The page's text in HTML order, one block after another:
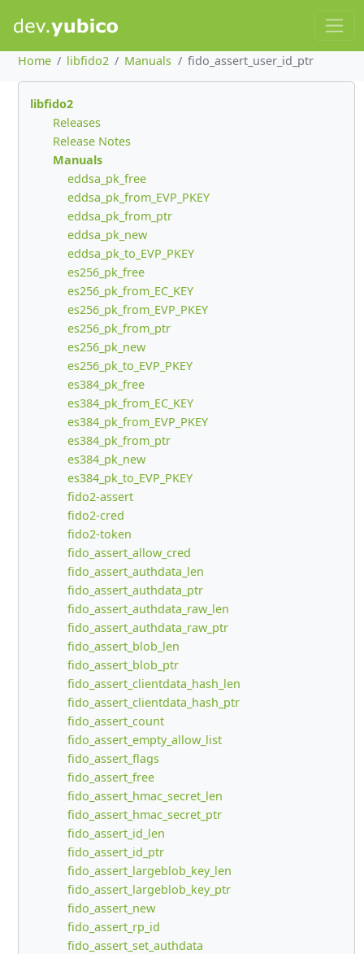
Home libfido2 Manuals fido_assert_user_id_ptr
libfido2
Releases
Release Notes
Manuals
eddsa_pk_free
eddsa_pk_from_EVP_PKEY
eddsa_pk_from_ptr
eddsa_pk_new
eddsa_pk_to_EVP_PKEY
es256_pk_free
es256_pk_from_EC_KEY
es256_pk_from_EVP_PKEY
es256_pk_from_ptr
es256_pk_new
es256_pk_to_EVP_PKEY
es384_pk_free
es384_pk_from_EC_KEY
es384_pk_from_EVP_PKEY
es384_pk_from_ptr
es384_pk_new
es384_pk_to_EVP_PKEY
fido2-assert
fido2-cred
fido2-token
fido_assert_allow_cred
fido_assert_authdata_len
fido_assert_authdata_ptr
fido_assert_authdata_raw_len
fido_assert_authdata_raw_ptr
fido_assert_blob_len
fido_assert_blob_ptr
fido_assert_clientdata_hash_len
fido_assert_clientdata_hash_ptr
fido_assert_count
fido_assert_empty_allow_list
fido_assert_flags
fido_assert_free
fido_assert_hmac_secret_len
fido_assert_hmac_secret_ptr
fido_assert_id_len
fido_assert_id_ptr
fido_assert_largeblob_key_len
fido_assert_largeblob_key_ptr
fido_assert_new
fido_assert_rp_id
fido_assert_set_authdata